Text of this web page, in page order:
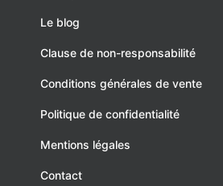
Le blog
Clause de non-responsabilité
Conditions générales de vente
Politique de confidentialité
Mentions légales
Contact